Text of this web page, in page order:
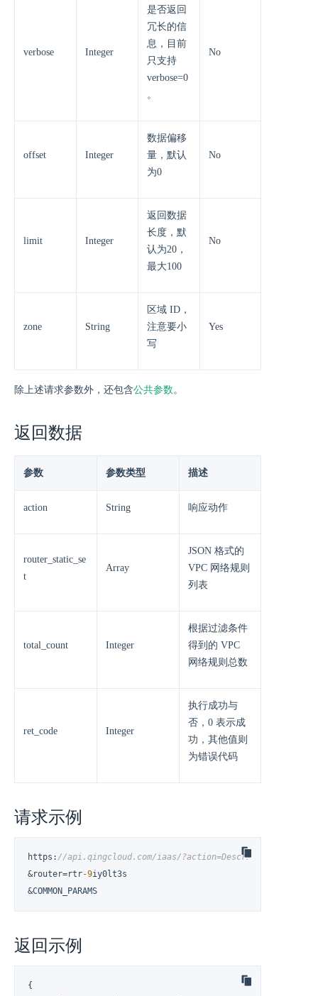
verbose Integer
是否返回
冗长的信
息，目前
只支持
verbose=0
。
No
offset Integer
数据偏移
量，默认
为0
No
limit Integer
返回数据
长度，默
认为20，
最大100
No
zone String
区域 ID，
注意要小
写
Yes
除上述请求参数外，还包含公共参数。
返回数据
参数 参数类型 描述
action String 响应动作
router_static_se
t
Array
JSON 格式的
VPC 网络规则
列表
total_count Integer
根据过滤条件
得到的 VPC
网络规则总数
ret_code Integer
执行成功与
否，0 表示成
功，其他值则
为错误代码
请求示例
https : //api.qingcloud.com/iaas/
&router=rtr-9iy0lt3s
&COMMON_PARAMS
返回示例
{